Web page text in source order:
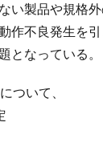
い製品や規格
作不良発生を
となっている。
ついて、